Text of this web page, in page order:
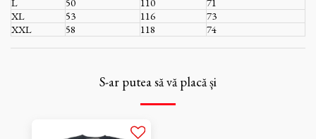
XL
53 116
73
XXL
58 118 74
S-ar putea să vă placă și